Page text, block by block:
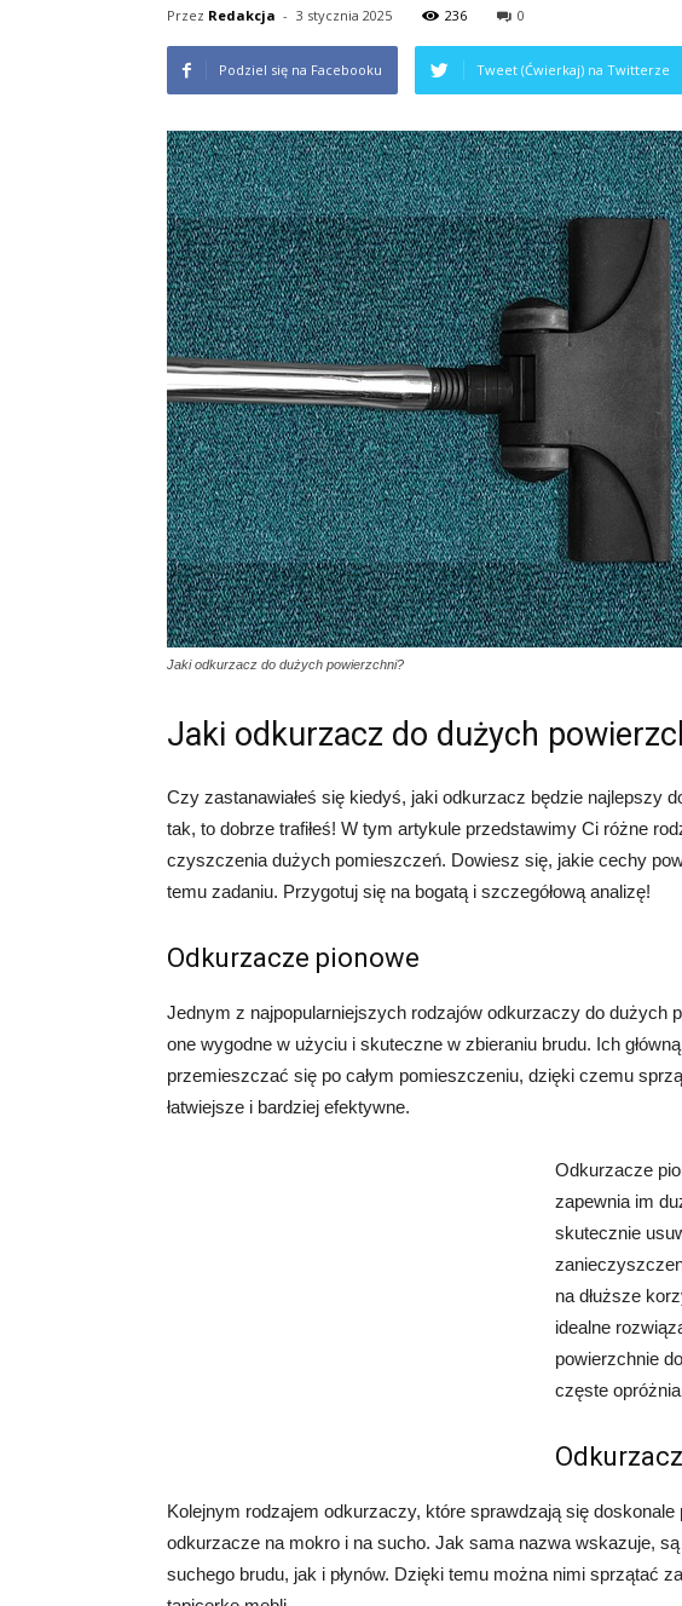
Przez Redakcja - 3 stycznia 2025 236 0
Podziel się na Facebooku Tweet (Ćwierkaj) na Twitterze
Jaki odkurzacz do dużych powierzchni?
Jaki odkurzacz do dużych
Czy zastanawiałeś się kiedyś, jaki odkurzacz będzie najlepszy
tak, to dobrze trafiłeś! W tym artykule przedstawimy Ci różne
czyszczenia dużych pomieszczeń. Dowiesz się, jakie cechy
temu zadaniu. Przygotuj się na bogatą i szczegółową analizę!
Odkurzacze pionowe
Jednym z najpopularniejszych rodzajów odkurzaczy do dużych
one wygodne w użyciu i skuteczne w zbieraniu brudu. Ich
przemieszczać się po całym pomieszczeniu, dzięki czemu
łatwiejsze i bardziej efektywne.
Odkurzacze
zapewnia im
skutecznie
na dłuższe
idealne
powierzchnie
częste
Kolejnym rodzajem odkurzaczy, które sprawdzają się
odkurzacze na mokro i na sucho. Jak sama nazwa wskazuje,
suchego brudu, jak i płynów. Dzięki temu można nimi sprzątać